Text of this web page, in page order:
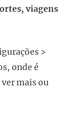
viagens
>
onde é
mais ou